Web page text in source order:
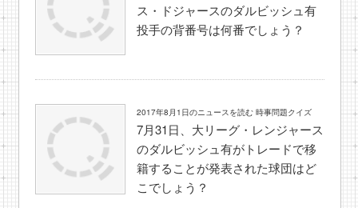
ス・ドジャースのダルビッシュ有
投手の背番号は何番でしょう？
2017年8月1日のニュースを読む 時事問題クイズ
7月31日、大リーグ・レンジャース
のダルビッシュ有がトレードで移
籍することが発表された球団はど
こでしょう？